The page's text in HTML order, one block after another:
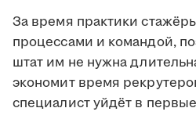
За время практики
процессами и командой,
штат им не нужна
экономит время
специалист уйдёт в